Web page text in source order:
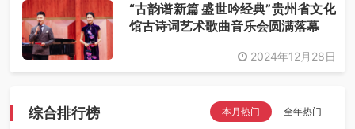
“古韵谱新篇 盛世吟经典”贵州省文化
馆古诗词艺术歌曲音乐会圆满落幕
2024年12月28日
综合排行榜 本月热门 全年热门